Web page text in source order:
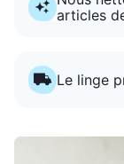
articles
Le linge